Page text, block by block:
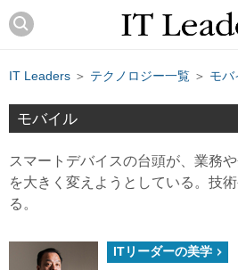
IT Leaders ＞ テクノロジー一覧 ＞ モバ
モバイル
スマートデバイスの台頭が、業務
を大きく変えようとしている。技
る。
ITリーダーの美学